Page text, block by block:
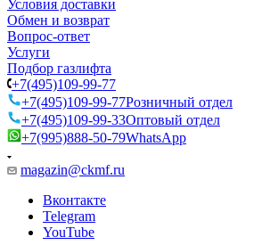
Условия доставки
Обмен и возврат
Вопрос-ответ
Услуги
Подбор газлифта
+7(495)109-99-77
+7(495)109-99-77Розничный отдел
+7(495)109-99-33Оптовый отдел
+7(995)888-50-79WhatsApp
magazin@ckmf.ru
Вконтакте
Telegram
YouTube